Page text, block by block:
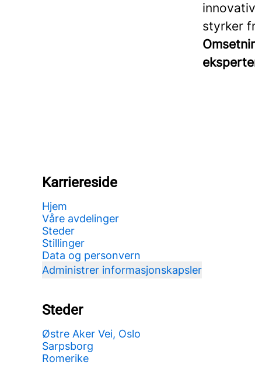
styrker
Karriereside
Hjem
Våre avdelinger
Steder
Stillinger
Data og personvern
Administrer informasjonskapsler
Steder
Østre Aker Vei, Oslo
Sarpsborg
Romerike